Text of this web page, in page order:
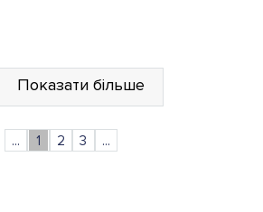
Показати більше
... 1 2 3 ...